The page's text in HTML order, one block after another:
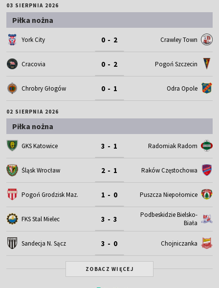
03 SIERPNIA 2026
Piłka nożna
York City 0 - 2 Crawley Town
Cracovia 0 - 2 Pogoń Szczecin
Chrobry Głogów 0 - 1 Odra Opole
02 SIERPNIA 2026
Piłka nożna
GKS Katowice 3 - 1 Radomiak Radom
Śląsk Wrocław 2 - 1 Raków Częstochowa
Pogoń Grodzisk Maz. 1 - 0 Puszcza Niepołomice
FKS Stal Mielec 3 - 3
Podbeskidzie Bielsko-
Biała
Sandecja N. Sącz 3 - 0 Chojniczanka
ZOBACZ WIĘCEJ